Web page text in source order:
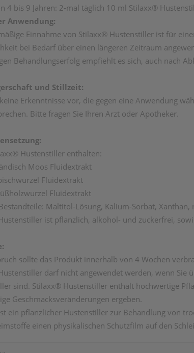
4 bis 9 Jahren: 2-mal täglich 10 ml Stilaxx®
Anwendung:
Einnahme von Stilaxx® Hustenstiller ist für
bei Bedarf über einen längeren Zeitraum
Behandlungserfolg empfiehlt es sich, auch nach
und Stillzeit:
Erkenntnisse vor, die gegen eine Anwendung
Bitte fragen Sie Ihren Arzt oder Apotheker.
Hustenstiller enthalten:
Moos Fluidextrakt
Fluidextrakt
Fluidextrakt
Maltitol-Lösung, Kalium-Sorbat,
ist pflanzlich, alkohol- und zuckerfrei,
sollte das Produkt innerhalb von 4 Wochen
darf nicht angewendet werden, wenn Sie
sind. Stilaxx® Hustenstiller enthält hochwertige
Geschmacksveränderungen ergeben.
ein pflanzlicher Hustenstiller zur Behandlung von
einen physikalischen Schutzfilm auf den